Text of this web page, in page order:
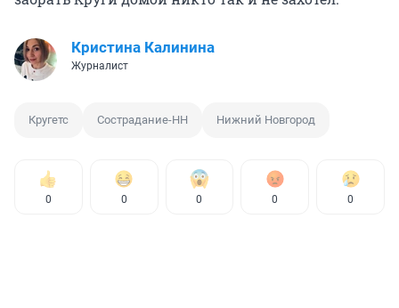
Кристина Калинина
Журналист
Кругетс Сострадание-НН Нижний Новгород
0 0 0 0 0